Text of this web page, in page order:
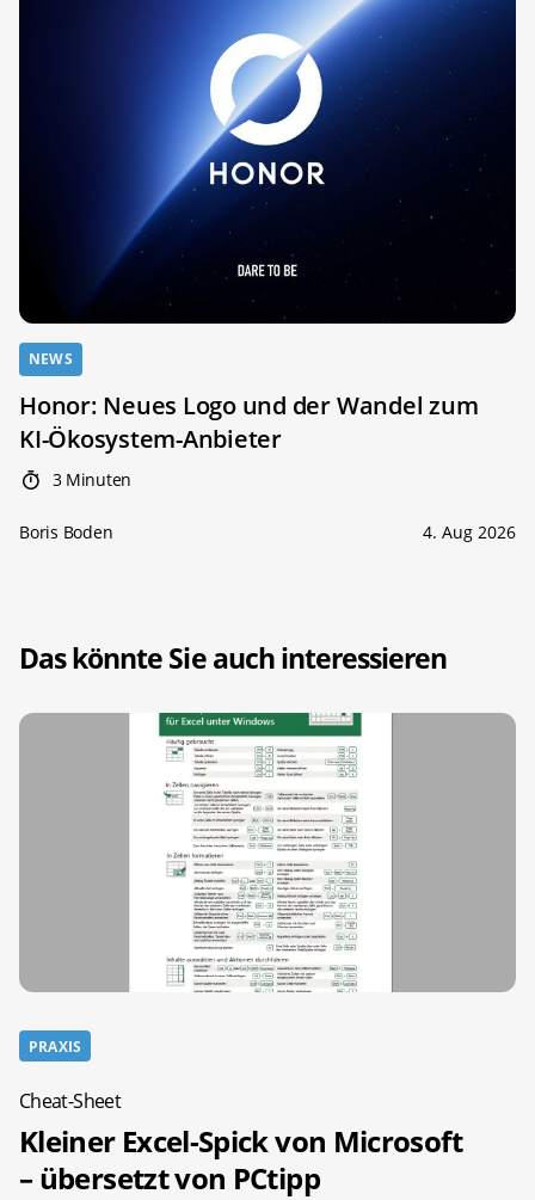
NEWS
Honor: Neues Logo und der Wandel zum
KI-Ökosystem-Anbieter
3 Minuten
Boris Boden 4. Aug 2026
Das könnte Sie auch interessieren
PRAXIS
Cheat-Sheet
Kleiner Excel-Spick von Microsoft
– übersetzt von PCtipp